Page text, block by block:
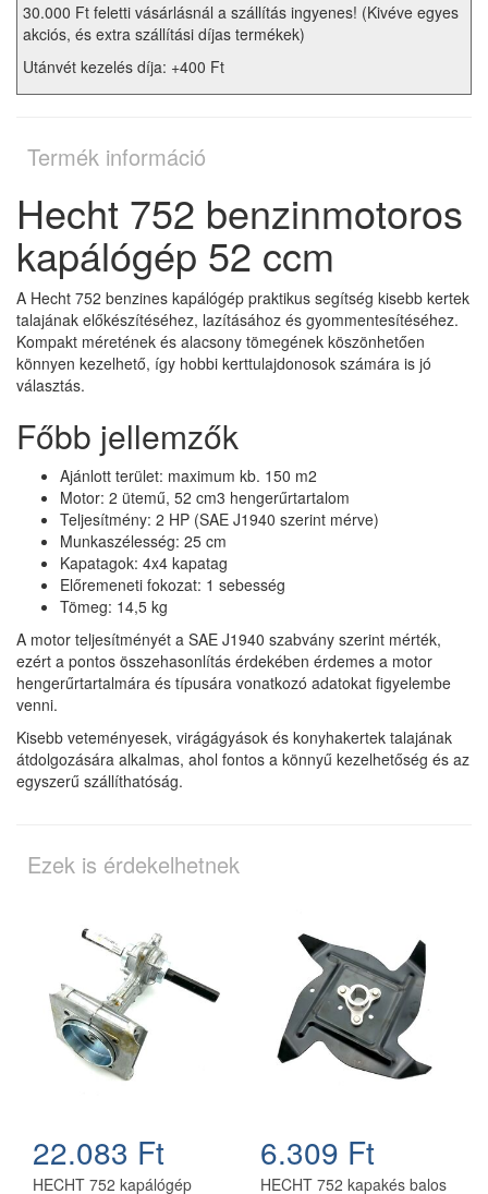
30.000 Ft feletti vásárlásnál a szállítás ingyenes! (Kivéve egyes
akciós, és extra szállítási díjas termékek)
Utánvét kezelés díja: +400 Ft
Termék információ
Hecht 752 benzinmotoros
kapálógép 52 ccm
A Hecht 752 benzines kapálógép praktikus segítség kisebb kertek
talajának előkészítéséhez, lazításához és gyommentesítéséhez.
Kompakt méretének és alacsony tömegének köszönhetően
könnyen kezelhető, így hobbi kerttulajdonosok számára is jó
választás.
Főbb jellemzők
Ajánlott terület: maximum kb. 150 m2
Motor: 2 ütemű, 52 cm3 hengerűrtartalom
Teljesítmény: 2 HP (SAE J1940 szerint mérve)
Munkaszélesség: 25 cm
Kapatagok: 4x4 kapatag
Előremeneti fokozat: 1 sebesség
Tömeg: 14,5 kg
A motor teljesítményét a SAE J1940 szabvány szerint mérték,
ezért a pontos összehasonlítás érdekében érdemes a motor
hengerűrtartalmára és típusára vonatkozó adatokat figyelembe
venni.
Kisebb veteményesek, virágágyások és konyhakertek talajának
átdolgozására alkalmas, ahol fontos a könnyű kezelhetőség és az
egyszerű szállíthatóság.
Ezek is érdekelhetnek
22.083 Ft
HECHT 752 kapálógép
6.309 Ft
HECHT 752 kapakés balos